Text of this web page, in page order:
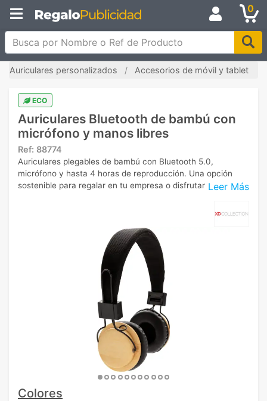
0
Busca por Nombre o Ref de Producto
Auriculares personalizados Accesorios de móvil y tablet
ECO
Auriculares Bluetooth de bambú con
micrófono y manos libres
Ref: 88774
Leer Más
Auriculares plegables de bambú con Bluetooth 5.0,
micrófono y hasta 4 horas de reproducción. Una opción
sostenible para regalar en tu empresa o disfrutar cada día.
Colores